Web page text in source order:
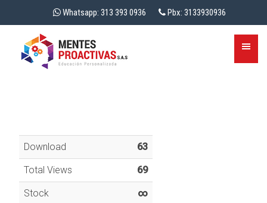
Whatsapp: 313 393 0936 Pbx: 3133930936
Download 63
Total Views 69
Stock ∞